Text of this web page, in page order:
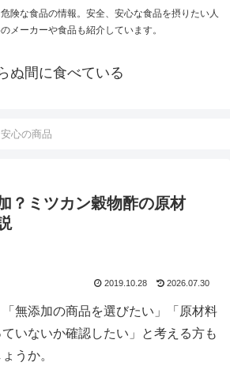
険な食品の情報。安全、安心な食品を摂りたい人
メーカーや食品も紹介しています。
ぬ間に食べている
心の商品
？ミツカン穀物酢の原材
2019.10.28 2026.07.30
無添加の商品を選びたい」「原材料
いないか確認したい」と考える方も
うか。